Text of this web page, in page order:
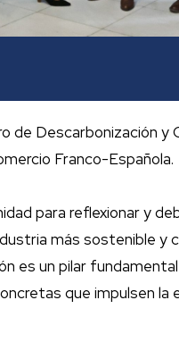
de Descarbonización y
Franco-Española.
para reflexionar y
más sostenible y
es un pilar
que impulsen la